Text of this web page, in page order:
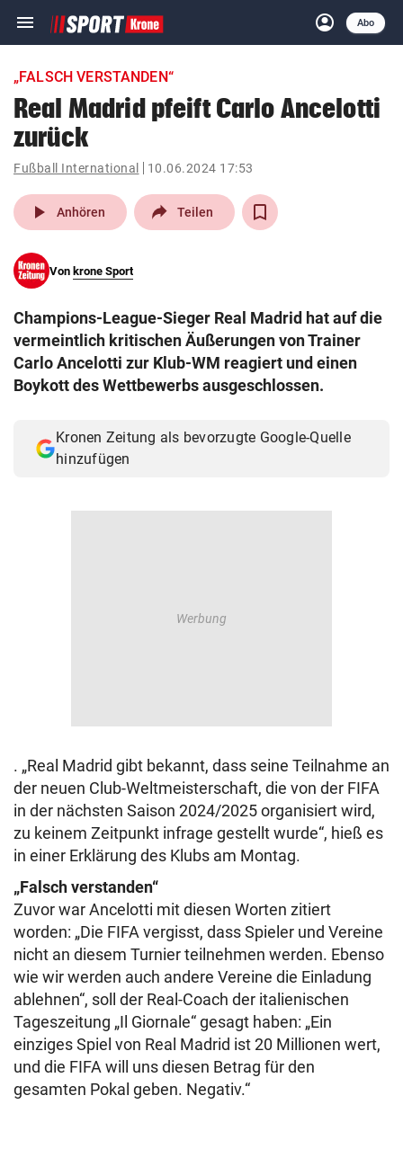
menu Navigation
ein-/ausklappen
account_circle
Anmelden
Abo
close Schließen
account_circle Anmelden
pin_drop
Wien arrow_right
search
eingeben
Muthgasse 2, 1190 Wien
„FALSCH VERSTANDEN“
Real Madrid pfeift Carlo Ancelotti
zurück
Fußball International 10.06.2024 17:53
play_arrow Anhören Teilen
Von krone Sport
Champions-League-Sieger Real Madrid hat auf die
vermeintlich kritischen Äußerungen von Trainer
Carlo Ancelotti zur Klub-WM reagiert und einen
Boykott des Wettbewerbs ausgeschlossen.
Kronen Zeitung als bevorzugte Google-Quelle
hinzufügen
. „Real Madrid gibt bekannt, dass seine Teilnahme an
der neuen Club-Weltmeisterschaft, die von der FIFA
in der nächsten Saison 2024/2025 organisiert wird,
zu keinem Zeitpunkt infrage gestellt wurde“, hieß es
in einer Erklärung des Klubs am Montag.
„Falsch verstanden“
Zuvor war Ancelotti mit diesen Worten zitiert
worden: „Die FIFA vergisst, dass Spieler und Vereine
nicht an diesem Turnier teilnehmen werden. Ebenso
wie wir werden auch andere Vereine die Einladung
ablehnen“, soll der Real-Coach der italienischen
Tageszeitung „Il Giornale“ gesagt haben: „Ein
einziges Spiel von Real Madrid ist 20 Millionen wert,
und die FIFA will uns diesen Betrag für den
gesamten Pokal geben. Negativ.“